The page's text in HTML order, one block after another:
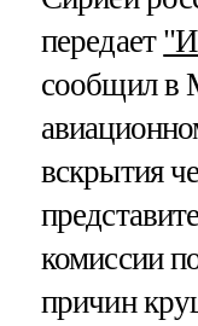
передает
сообщил в
вскрытия
комиссии
причин